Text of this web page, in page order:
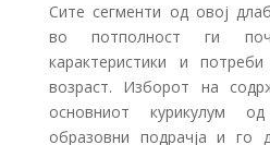
Сите сегменти од овој
во потполност ги
карактеристики и
возраст. Изборот на
основниот курикулум
образовни подрачја и го